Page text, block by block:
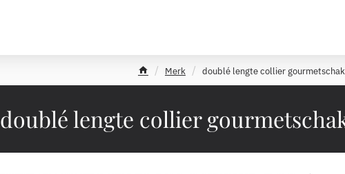
doublé lengte collier
e
Merk doublé lengte collier